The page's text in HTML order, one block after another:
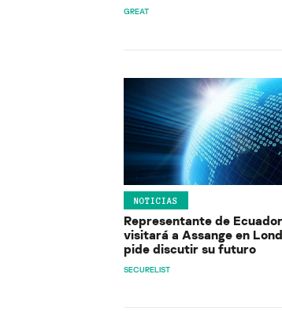
GREAT
NOTICIAS
Representante de Ecuador
visitará a Assange en
pide discutir su futuro
SECURELIST